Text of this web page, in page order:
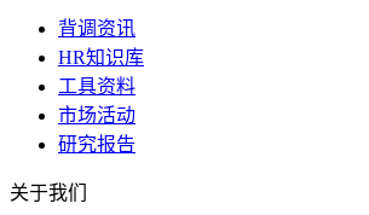
背调资讯
HR知识库
工具资料
市场活动
研究报告
关于我们